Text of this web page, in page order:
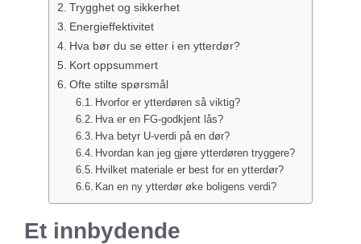
Trygghet og sikkerhet
Energieffektivitet
Hva bør du se etter i en ytterdør?
Kort oppsummert
Ofte stilte spørsmål
Hvorfor er ytterdøren så viktig?
Hva er en FG-godkjent lås?
Hva betyr U-verdi på en dør?
Hvordan kan jeg gjøre ytterdøren tryggere?
Hvilket materiale er best for en ytterdør?
Kan en ny ytterdør øke boligens verdi?
Et innbydende